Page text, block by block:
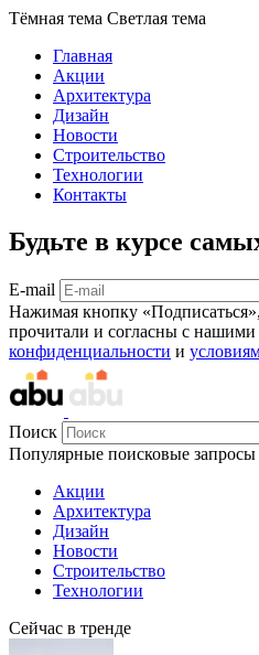
Тёмная тема Светлая тема
Главная
Акции
Архитектура
Дизайн
Новости
Строительство
Технологии
Контакты
Будьте в курсе
E-mail
Нажимая кнопку
прочитали и согласны с нашими
конфиденциальности и
Поиск
Популярные поисковые запросы
Акции
Архитектура
Дизайн
Новости
Строительство
Технологии
Сейчас в тренде